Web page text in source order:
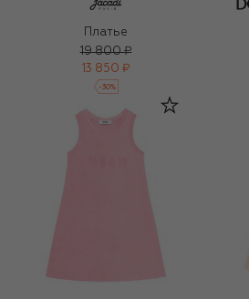
Платье
19 800 ₽
13 850 ₽
-30%